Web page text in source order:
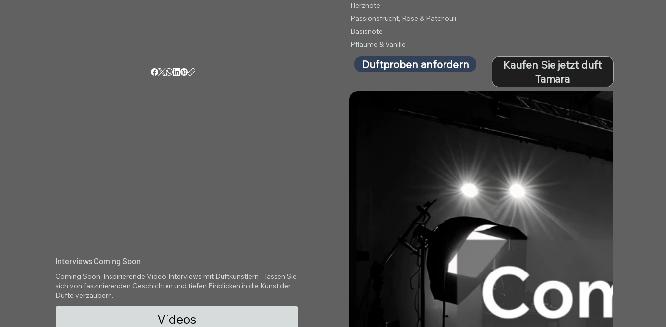
Herznote
Passionsfrucht, Rose & Patchouli
Basisnote
Pflaume & Vanille
Duftproben anfordern
Kaufen Sie jetzt duft
Tamara
Interviews Coming Soon
Coming Soon: Inspirierende Video-Interviews mit Duftkünstlern – lassen Sie
sich von faszinierenden Geschichten und tiefen Einblicken in die Kunst der
Düfte verzaubern.
Videos